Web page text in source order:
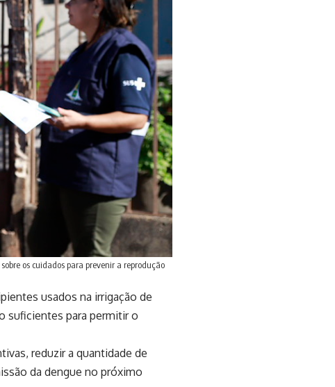
os cuidados para prevenir a reprodução
usados na irrigação de
suficientes para permitir o
reduzir a quantidade de
da dengue no próximo